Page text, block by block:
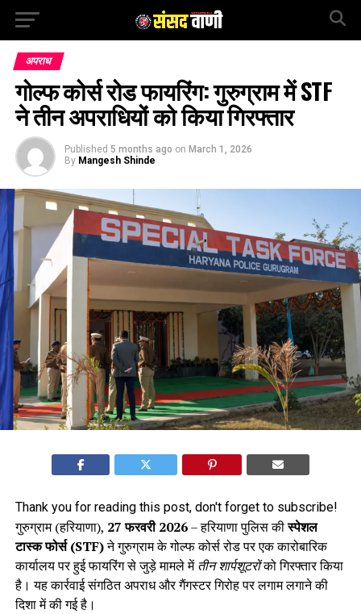
अपराध
गोल्फ कोर्स रोड फायरिंग: गुरुग्राम में STF
ने तीन अपराधियों को किया गिरफ्तार
Published 5 months ago on March 1, 2026
By Mangesh Shinde
Thank you for reading this post, don't forget to subscribe!
गुरुग्राम (हरियाणा), 27 फरवरी 2026– हरियाणा पुलिस कीस्पेशल
टास्क फोर्स (STF)ने गुरुग्राम के गोल्फ कोर्स रोड पर एक कारोबारिक
कार्यालय पर हुई फायरिंग से जुड़े मामले मेंतीन शार्पशूटरोंको गिरफ्तार किया
है। यह कार्रवाई संगठित अपराध और गैंगस्टर गिरोह पर लगाम लगाने की
दिशा में की गई है।